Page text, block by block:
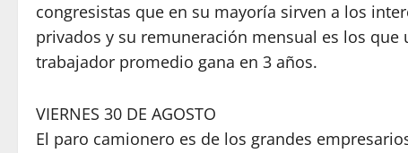
congresistas que en su mayoría sirven a los
privados y su remuneración mensual es los que
trabajador promedio gana en 3 años.
VIERNES 30 DE AGOSTO
El paro camionero es de los grandes